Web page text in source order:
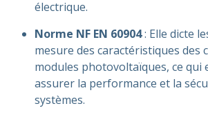
électrique​.
Norme NF EN 60904: Elle dicte
mesure des caractéristiques des
modules photovoltaïques, ce qui
assurer la performance et la
systèmes​​.